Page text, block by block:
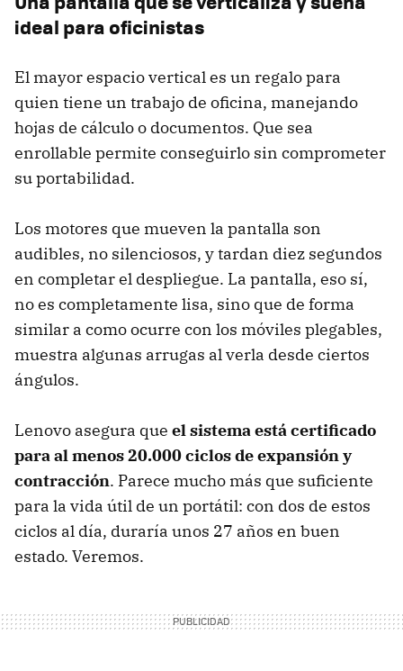
ideal para oficinistas
El mayor espacio vertical es un regalo para
quien tiene un trabajo de oficina, manejando
hojas de cálculo o documentos. Que sea
enrollable permite conseguirlo sin comprometer
su portabilidad.
Los motores que mueven la pantalla son
audibles, no silenciosos, y tardan diez segundos
en completar el despliegue. La pantalla, eso sí,
no es completamente lisa, sino que de forma
similar a como ocurre con los móviles plegables,
muestra algunas arrugas al verla desde ciertos
ángulos.
Lenovo asegura que el sistema está certificado
para al menos 20.000 ciclos de expansión y
contracción. Parece mucho más que suficiente
para la vida útil de un portátil: con dos de estos
ciclos al día, duraría unos 27 años en buen
estado. Veremos.